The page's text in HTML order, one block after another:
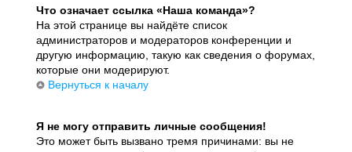
Что означает ссылка «Наша команда»?
На этой странице вы найдёте список
администраторов и модераторов конференции и
другую информацию, такую как сведения о форумах,
которые они модерируют.
Вернуться к началу
Я не могу отправить личные сообщения!
Это может быть вызвано тремя причинами: вы не